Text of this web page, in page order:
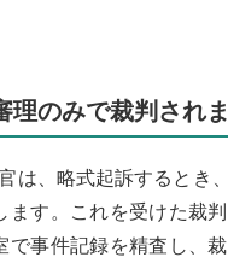
のみで裁判されま
、略式起訴するとき
ます。これを受けた裁
で事件記録を精査し、